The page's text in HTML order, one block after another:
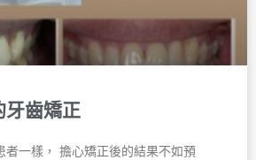
牙齒矯正
者一樣， 擔心矯正後的結果不如預